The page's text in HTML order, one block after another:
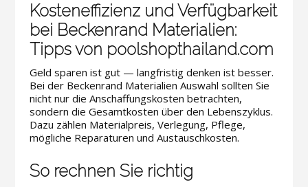
Kosteneffizienz und Verfügbarkeit
bei Beckenrand Materialien:
Tipps von poolshopthailand.com
Geld sparen ist gut — langfristig denken ist besser.
Bei der Beckenrand Materialien Auswahl sollten Sie
nicht nur die Anschaffungskosten betrachten,
sondern die Gesamtkosten über den Lebenszyklus.
Dazu zählen Materialpreis, Verlegung, Pflege,
mögliche Reparaturen und Austauschkosten.
So rechnen Sie richtig